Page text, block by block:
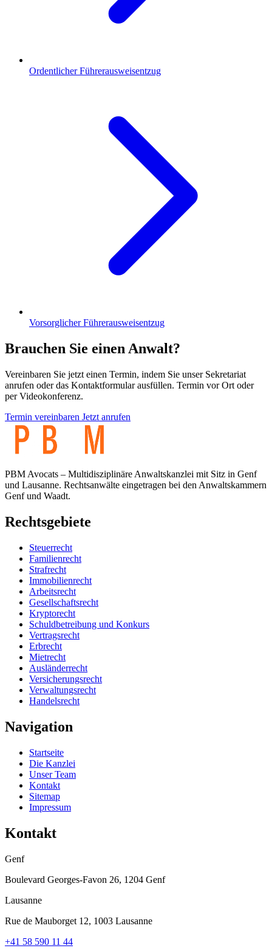
Ordentlicher Führerausweisentzug
Vorsorglicher Führerausweisentzug
Brauchen Sie einen Anwalt?
Vereinbaren Sie jetzt einen Termin, indem Sie unser Sekretariat
anrufen oder das Kontaktformular ausfüllen. Termin vor Ort oder
per Videokonferenz.
Termin vereinbaren Jetzt anrufen
PBM Avocats – Multidisziplinäre Anwaltskanzlei mit Sitz in Genf
und Lausanne. Rechtsanwälte eingetragen bei den Anwaltskammern
Genf und Waadt.
Rechtsgebiete
Steuerrecht
Familienrecht
Strafrecht
Immobilienrecht
Arbeitsrecht
Gesellschaftsrecht
Kryptorecht
Schuldbetreibung und Konkurs
Vertragsrecht
Erbrecht
Mietrecht
Ausländerrecht
Versicherungsrecht
Verwaltungsrecht
Handelsrecht
Navigation
Startseite
Die Kanzlei
Unser Team
Kontakt
Sitemap
Impressum
Kontakt
Genf
Boulevard Georges-Favon 26, 1204 Genf
Lausanne
Rue de Mauborget 12, 1003 Lausanne
+41 58 590 11 44